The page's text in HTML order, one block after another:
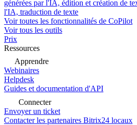
générées par l'IA, édition et création de
l'IA, traduction de texte
Voir toutes les fonctionnalités de CoPilot
Voir tous les outils
Prix
Ressources
Apprendre
Webinaires
Helpdesk
Guides et documentation d'API
Connecter
Envoyer un ticket
Contacter les partenaires Bitrix24 locaux